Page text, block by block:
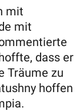
mit
mit
dass er
Träume zu
hoffen